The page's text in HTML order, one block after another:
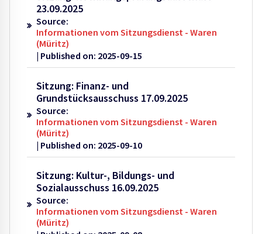
23.09.2025
Source:
Informationen vom Sitzungsdienst - Waren
(Müritz)
Published on: 2025-09-15
Sitzung: Finanz- und
Grundstücksausschuss 17.09.2025
Source:
Informationen vom Sitzungsdienst - Waren
(Müritz)
Published on: 2025-09-10
Sitzung: Kultur-, Bildungs- und
Sozialausschuss 16.09.2025
Source:
Informationen vom Sitzungsdienst - Waren
(Müritz)